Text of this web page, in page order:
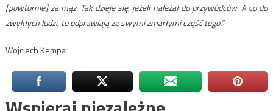
[powtórnie] za mąż. Tak dzieje się, jeżeli należał do przywódców. A co do
zwykłych ludzi, to odprawiają ze swymi zmarłymi część tego.”
Wojciech Kempa